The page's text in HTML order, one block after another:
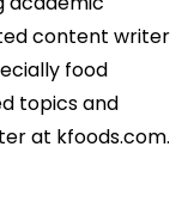
content writer
food
topics and
at kfoods.com.